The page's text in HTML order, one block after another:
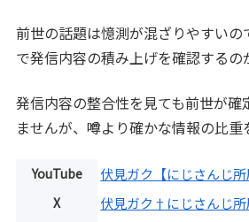
前世の話題は憶測が混ざりやすいの
で発信内容の積み上げを確認するの
発信内容の整合性を見ても前世が確
ませんが、噂より確かな情報の比重
YouTube 伏見ガク【にじさんじ所
X 伏見ガク†にじさんじ所